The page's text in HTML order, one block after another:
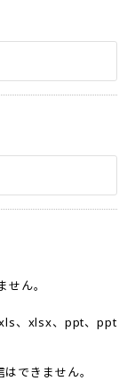
ん。
、xlsx、ppt、ppt
できません。